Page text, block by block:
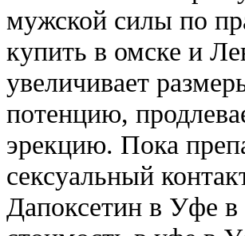
мужской силы по
купить в омске и
увеличивает
потенцию,
эрекцию. Пока
сексуальный
Дапоксетин в Уфе